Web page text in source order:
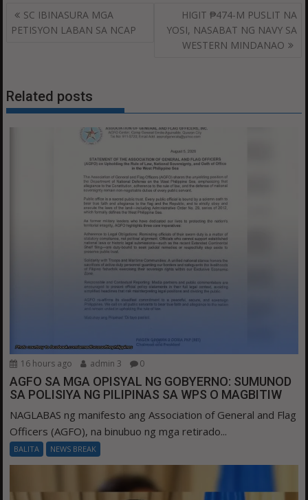
Post
navigation
SC IBINASURA MGA
PETISYON LABAN SA NCAP
HIGIT ₱474-M PUSLIT NA
YOSI, NASABAT NG NAVY SA
WESTERN MINDANAO
Related posts
16 hours ago admin 3 0
AGFO SA MGA OPISYAL NG GOBYERNO: SUMUNOD
SA POLISIYA NG PILIPINAS SA WPS O MAGBITIW
NAGLABAS ng manifesto ang Association of General and Flag
Officers (AGFO), na binubuo ng mga retirado...
BALITA NEWS BREAK